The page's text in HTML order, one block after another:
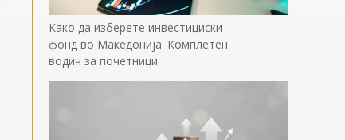
Како да изберете инвестициски
фонд во Македонија: Комплетен
водич за почетници